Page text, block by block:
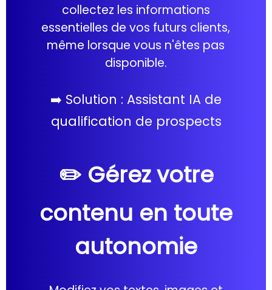
collectez les informations
essentielles de vos futurs clients,
même lorsque vous n'êtes pas
disponible.
➡️ Solution : Assistant IA de
qualification de prospects
✏️ Gérez votre
contenu en toute
autonomie